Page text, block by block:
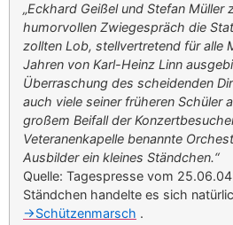
„Eckhard Geißel und Stefan Müller
humorvollen Zwiegespräch die
zollten Lob, stellvertretend für alle
Jahren von Karl-Heinz Linn
Überraschung des scheidenden
auch viele seiner früheren Schüler
großem Beifall der
Veteranenkapelle benannte
Ausbilder ein kleines Ständchen.“
Quelle: Tagespresse vom
Ständchen handelte es sich
->Schützenmarsch .